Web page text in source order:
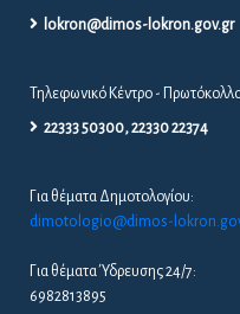
lokron@dimos-lokron.gov.gr
Τηλεφωνικό Κέντρο -
22333 50300, 22330 22374
Για θέματα Δημοτολογίου:
dimotologio@dimos-
Για θέματα Ύδρευσης 24/7:
6982813895